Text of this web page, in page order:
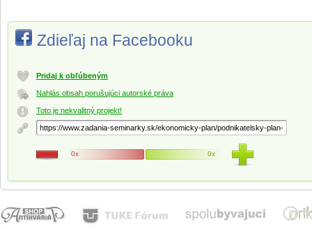
Zdieľaj na Facebooku
Pridaj k obľúbeným
Nahlás obsah porušujúci autorské práva
Toto je nekvalitný projekt!
0x 0x